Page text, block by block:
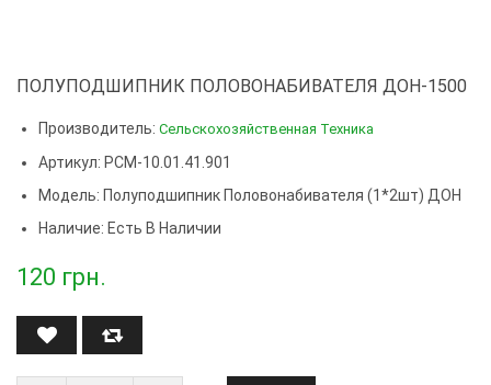
ПОЛУПОДШИПНИК ПОЛОВОНАБИВАТЕЛЯ ДОН-1500
Производитель: Сельскохозяйственная Техника
Артикул: РСМ-10.01.41.901
Модель: Полуподшипник Половонабивателя (1*2шт) ДОН
Наличие: Есть В Наличии
120 грн.